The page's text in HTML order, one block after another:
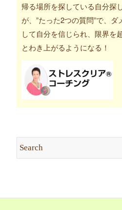
帰る場所を探している自分探
が、”たった2つの質問”で、
して自分を信じられ、限界を
とわき上がるようになる！